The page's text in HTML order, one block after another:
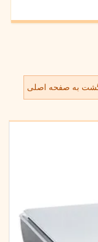
به صفحه اصلی